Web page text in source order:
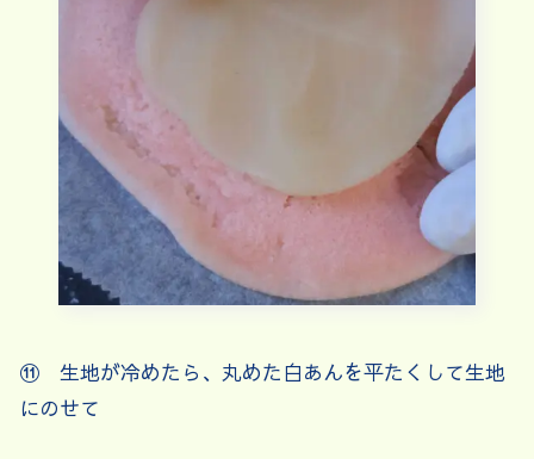
⑪ 生地が冷めたら、丸めた白あんを平たくして生地
にのせて